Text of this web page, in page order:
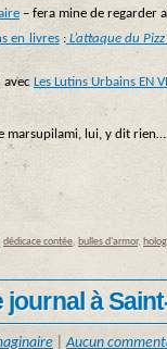
– fera mine de regarder
en livres:L’attaque du
avec Les Lutins Urbains EN
marsupilami, lui, y dit rien…
dédicace contée, bulles d'armor,
journal à
|Aucun